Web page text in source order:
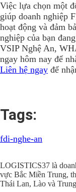
Việc lựa chọn một
giúp doanh nghiệp
hoạt động và đảm
nghiệp của bạn
VSIP Nghệ An,
ngay hôm nay để
Liên hệ ngay để
Tags:
fdi-nghe-an
LOGISTICS37 là
vực Bắc Miền Trung,
Thái Lan, Lào và